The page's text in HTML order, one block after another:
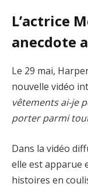
L’actrice
anecdote
Le 29 mai,
nouvelle vidéo
vêtements ai-je
porter parmi
Dans la vidéo
elle est apparue
histoires en